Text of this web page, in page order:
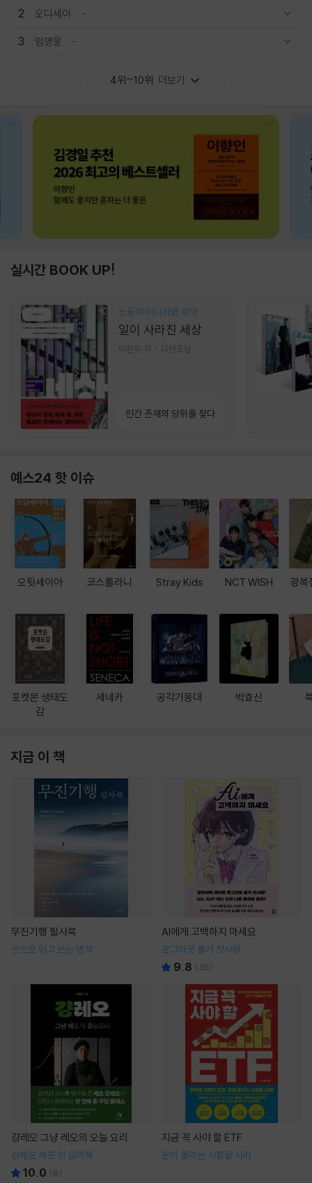
2 오디세이
3 임영웅
4위~10위 더보기
실시간 BOOK UP!
노동이 아니라면 무엇
일이 사라진 세상
이진우 저 다산초당
인간 존재의 당위를 찾다
예스24 핫 이슈
오뒷세이아
포켓몬 생태도
감
코스톨라니
세네카
Stray Kids
공각기동대
NCT WISH
박효신
광복
지금 이 책
무진기행 필사북
손으로 읽고 쓰는 명작
AI에게 고백하지 마세요
로그아웃 불가 첫사랑
9.8 ( 35)
걍레오 그냥 레오의 오늘 요리
강레오 셰프 첫 요리책
10.0 (8)
지금 꼭 사야 할 ETF
돈이 몰리는 시장을 사라